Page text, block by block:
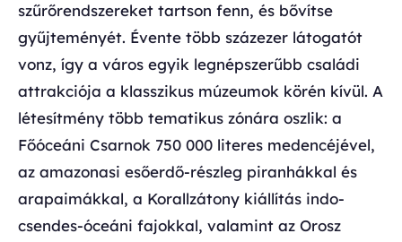
szűrőrendszereket tartson fenn, és bővítse
gyűjteményét. Évente több százezer látogatót
vonz, így a város egyik legnépszerűbb családi
attrakciója a klasszikus múzeumok körén kívül. A
létesítmény több tematikus zónára oszlik: a
Főóceáni Csarnok 750 000 literes medencéjével,
az amazonasi esőerdő-részleg piranhákkal és
arapaimákkal, a Korallzátony kiállítás indo-
csendes-óceáni fajokkal, valamint az Orosz